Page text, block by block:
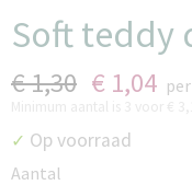
Soft teddy
€ 1,30 € 1,04
✓ Op voorraad
Aantal